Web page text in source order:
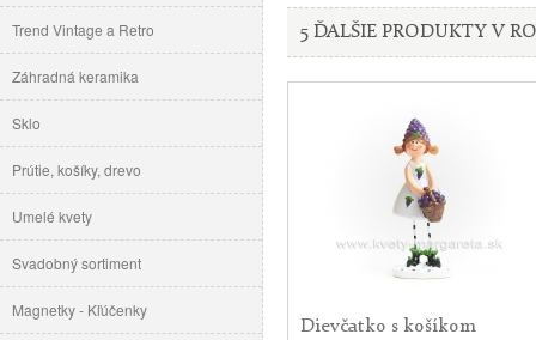
Trend Vintage a Retro
Záhradná keramika
Sklo
Prútie, košíky, drevo
Umelé kvety
Svadobný sortiment
Magnetky - Kľúčenky
5 ĎALŠIE PRODUKTY V
Dievčatko s košíkom